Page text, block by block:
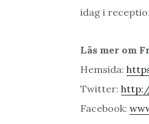
idag i
Läs mer om
Hemsida:
Twitter:
Facebook: